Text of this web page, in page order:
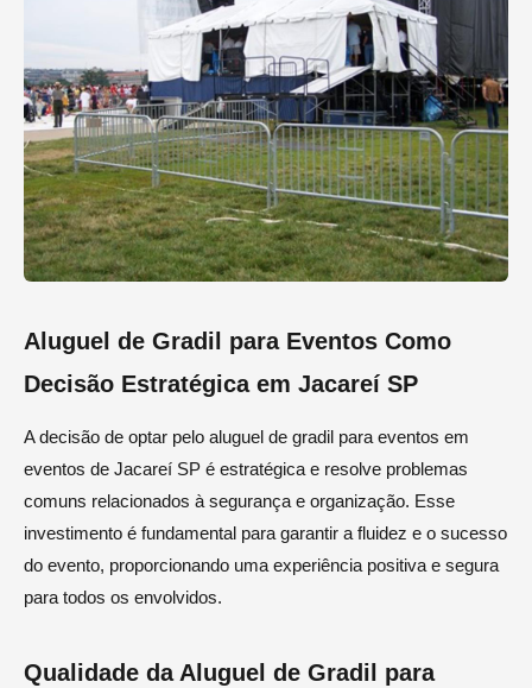
Aluguel de Gradil para Eventos Como
Decisão Estratégica em Jacareí SP
A decisão de optar pelo aluguel de gradil para eventos em
eventos de Jacareí SP é estratégica e resolve problemas
comuns relacionados à segurança e organização. Esse
investimento é fundamental para garantir a fluidez e o sucesso
do evento, proporcionando uma experiência positiva e segura
para todos os envolvidos.
Qualidade da Aluguel de Gradil para